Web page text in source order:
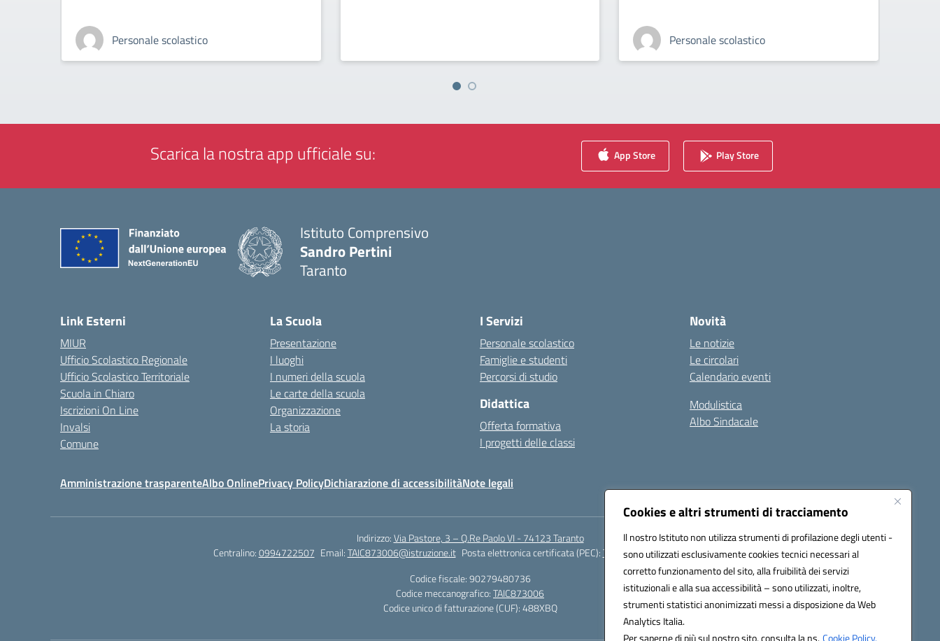
Cookies e altri strumenti di tracciamento
Il nostro Istituto non utilizza strumenti di profilazione degli utenti -
sono utilizzati esclusivamente cookies tecnici necessari al
corretto funzionamento del sito, alla fruibilità dei servizi
istituzionali e alla sua accessibilità – sono utilizzati, inoltre,
strumenti statistici anonimizzati messi a disposizione da Web
Analytics Italia.
Per saperne di più sul nostro sito, consulta la ns. Cookie Policy.
Personale scolastico Personale scolastico
Scarica la nostra app ufficiale su: App Store Play Store
Istituto Comprensivo
Sandro Pertini
Taranto
Link Esterni
MIUR
Ufficio Scolastico Regionale
Ufficio Scolastico Territoriale
Scuola in Chiaro
Iscrizioni On Line
Invalsi
Comune
La Scuola
Presentazione
I luoghi
I numeri della scuola
Le carte della scuola
Organizzazione
La storia
I Servizi
Personale scolastico
Famiglie e studenti
Percorsi di studio
Didattica
Offerta formativa
I progetti delle classi
Novità
Le notizie
Le circolari
Calendario eventi
Modulistica
Albo Sindacale
Amministrazione trasparenteAlbo OnlinePrivacy PolicyDichiarazione di accessibilitàNote legali
Indirizzo:Via Pastore, 3 – Q.Re Paolo VI - 74123 Taranto
Centralino:0994722507 Email:TAIC873006@istruzione.it Posta elettronica certificata (PEC):TAIC873006@pec.istruzione.it
Codice fiscale: 90279480736
Codice meccanografico:TAIC873006
Codice unico di fatturazione (CUF): 488XBQ